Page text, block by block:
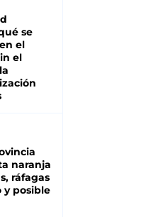
se
el
el
naranja
ráfagas
y posible